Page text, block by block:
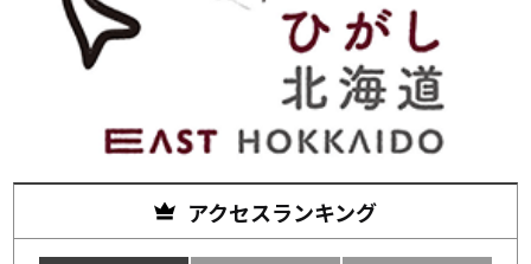
アクセスランキング